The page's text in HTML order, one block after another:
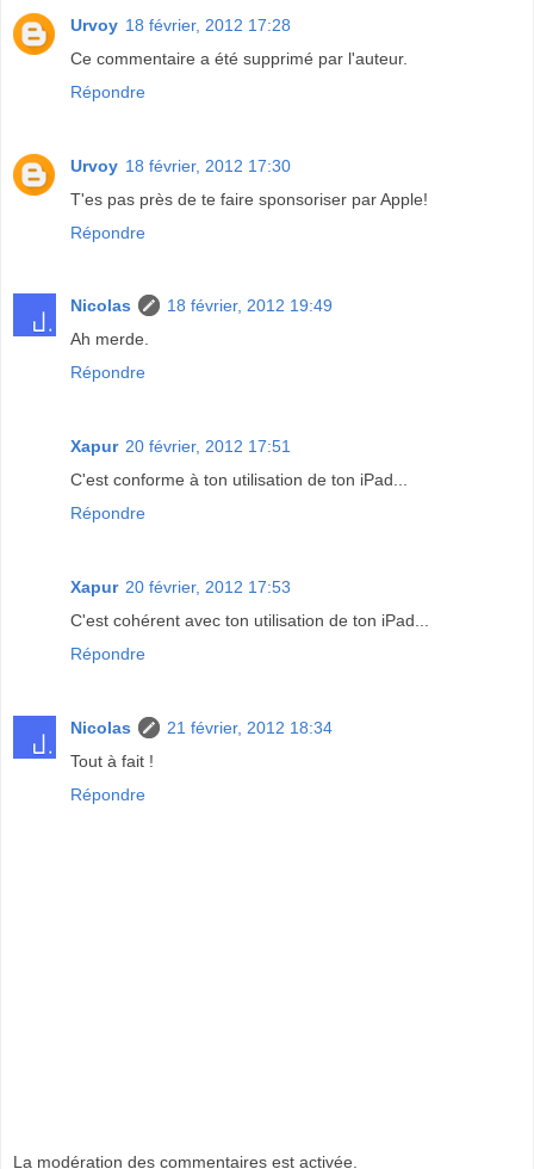
Urvoy 18 février, 2012 17:28
Ce commentaire a été supprimé par l'auteur.
Répondre
Urvoy 18 février, 2012 17:30
T'es pas près de te faire sponsoriser par Apple!
Répondre
Nicolas
18 février, 2012 19:49
Ah merde.
Répondre
Xapur 20 février, 2012 17:51
C'est conforme à ton utilisation de ton iPad...
Répondre
Xapur 20 février, 2012 17:53
C'est cohérent avec ton utilisation de ton iPad...
Répondre
Nicolas
21 février, 2012 18:34
Tout à fait !
Répondre
La modération des commentaires est activée.